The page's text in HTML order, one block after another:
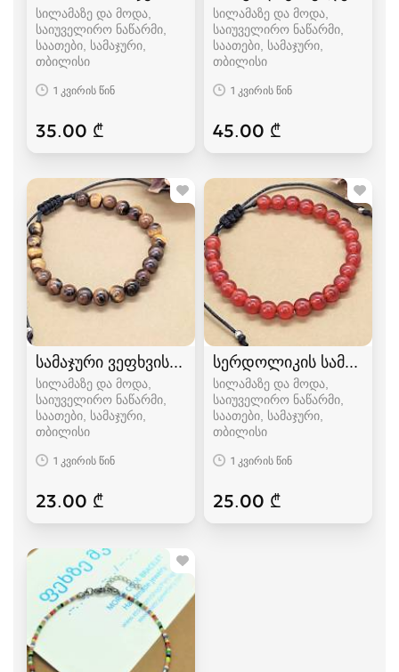
სილამაზე და მოდა,
საიუველირო ნაწარმი,
საათები, სამაჯური
თბილისი
1 კვირის წინ
35.00 ₾
სილამაზე და მოდა,
საიუველირო ნაწარმი,
საათები, სამაჯური
თბილისი
1 კვირის წინ
45.00 ₾
სამაჯური ვეფხვის თვალით 655
სილამაზე და მოდა,
საიუველირო ნაწარმი,
საათები, სამაჯური
თბილისი
1 კვირის წინ
23.00 ₾
სერდოლიკის სამაჯური
სილამაზე და მოდა,
საიუველირო ნაწარმი,
საათები, სამაჯური
თბილისი
1 კვირის წინ
25.00 ₾